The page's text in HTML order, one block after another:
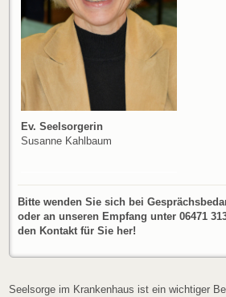
Ev. Seelsorgerin
Susanne Kahlbaum
Bitte wenden Sie sich bei
oder an unseren Empfang unter 06471
den Kontakt für Sie her!
Seelsorge im Krankenhaus ist ein wichtiger